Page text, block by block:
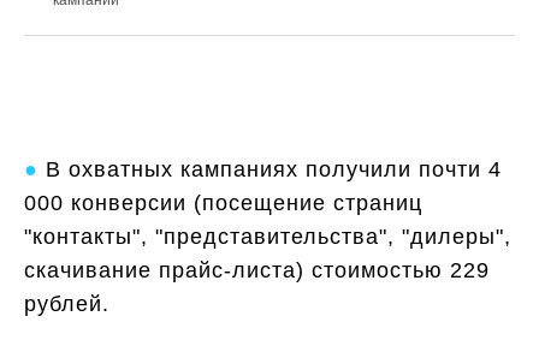
● В охватных кампаниях получили почти 4
000 конверсии (посещение страниц
"контакты", "представительства", "дилеры",
скачивание прайс-листа) стоимостью 229
рублей.